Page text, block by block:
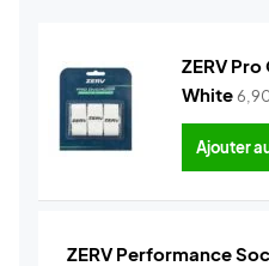
ZERV
White
Ajouter
ZERV Performance